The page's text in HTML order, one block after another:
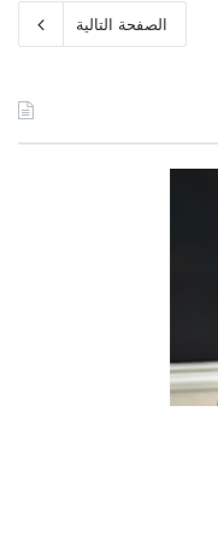
الصفحة التالية